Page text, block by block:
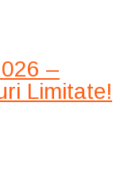
–
Limitate!